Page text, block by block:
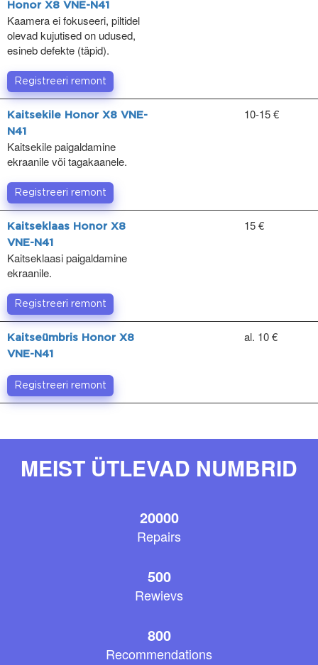
Honor X8 VNE-N41
Kaamera ei fokuseeri, piltidel
olevad kujutised on udused,
esineb defekte (täpid).
Registreeri remont
Kaitsekile Honor X8 VNE-
N41
Kaitsekile paigaldamine
ekraanile või tagakaanele.
10-15 €
Registreeri remont
Kaitseklaas Honor X8
VNE-N41
Kaitseklaasi paigaldamine
ekraanile.
15 €
Registreeri remont
Kaitseümbris Honor X8
VNE-N41
al. 10 €
Registreeri remont
MEIST ÜTLEVAD NUMBRID
20000
Repairs
500
Rewievs
800
Recommendations